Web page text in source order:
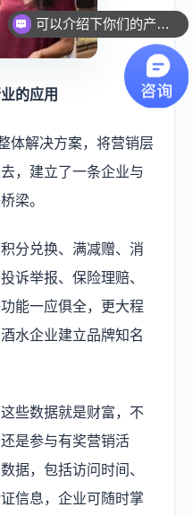
的应用
体解决方案，将营销层
，建立了一条企业与
梁。
分兑换、满减赠、消
诉举报、保险理赔、
能一应俱全，更大程
水企业建立品牌知名
些数据就是财富，不
是参与有奖营销活
据，包括访问时间、
信息，企业可随时掌
可以介绍下你们的产品么？